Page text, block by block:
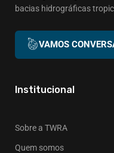
bacias hidrográficas
VAMOS
Institucional
Sobre a TWRA
Quem somos